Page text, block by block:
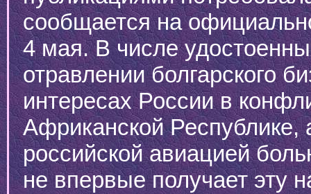
сообщается на
4 мая. В числе
отравлении болгарского
интересах России в
Африканской Республике,
российской авиацией
не впервые получает эту